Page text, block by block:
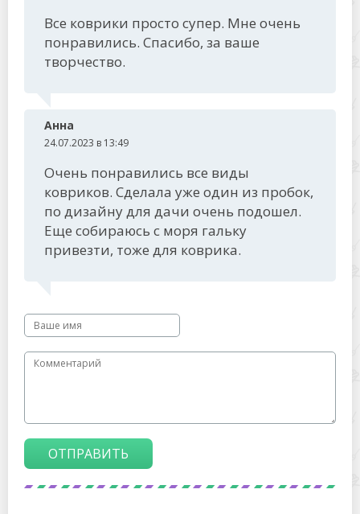
Все коврики просто супер. Мне очень
понравились. Спасибо, за ваше
творчество.
Анна
24.07.2023 в 13:49
Очень понравились все виды
ковриков. Сделала уже один из пробок,
по дизайну для дачи очень подошел.
Еще собираюсь с моря гальку
привезти, тоже для коврика.
ОТПРАВИТЬ